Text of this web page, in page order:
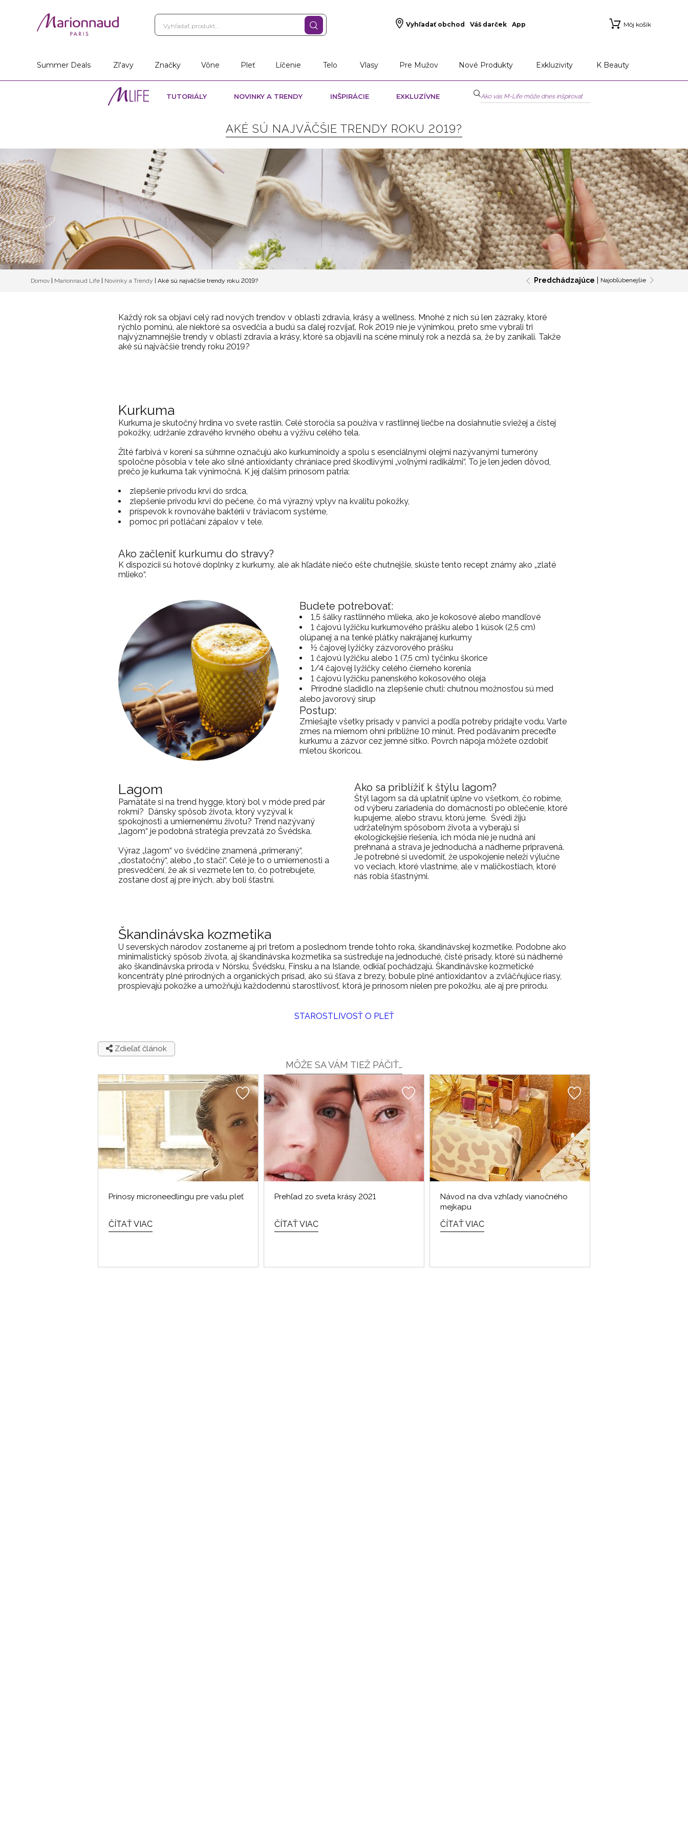
Vyhľadať obchod Váš darček App Môj košík
Summer Deals Zl'avy Značky Vône Pleť Líčenie Telo Vlasy Pre Mužov Nové Produkty Exkluzivity K Beauty
TUTORIÁLY NOVINKY A TRENDY INŠPIRÁCIE EXKLUZÍVNE
AKÉ SÚ NAJVÄČŠIE TRENDY ROKU 2019?
Domov | Marionnaud Life | Novinky a Trendy | Aké sú najväčšie trendy roku 2019? Predchádzajúce Najobľúbenejšie
Každý rok sa objaví celý rad nových trendov v oblasti zdravia, krásy a wellness. Mnohé z nich sú len zázraky, ktoré
rýchlo pominú, ale niektoré sa osvedčia a budú sa ďalej rozvíjať. Rok 2019 nie je výnimkou, preto sme vybrali tri
najvýznamnejšie trendy v oblasti zdravia a krásy, ktoré sa objavili na scéne minulý rok a nezdá sa, že by zanikali. Takže
aké sú najväčšie trendy roku 2019?
Kurkuma
Kurkuma je skutočný hrdina vo svete rastlín. Celé storočia sa používa v rastlinnej liečbe na dosiahnutie sviežej a čistej
pokožky, udržanie zdravého krvného obehu a výživu celého tela.
Žlté farbivá v koreni sa súhrnne označujú ako kurkuminoidy a spolu s esenciálnymi olejmi nazývanými tumeróny
spoločne pôsobia v tele ako silné antioxidanty chrániace pred škodlivými „voľnými radikálmi“. To je len jeden dôvod,
prečo je kurkuma tak výnimočná. K jej ďalším prínosom patria:
zlepšenie prívodu krvi do srdca,
zlepšenie prívodu krvi do pečene, čo má výrazný vplyv na kvalitu pokožky,
príspevok k rovnováhe baktérií v tráviacom systéme,
pomoc pri potláčaní zápalov v tele.
Ako začleniť kurkumu do stravy?
K dispozícii sú hotové doplnky z kurkumy, ale ak hľadáte niečo ešte chutnejšie, skúste tento recept známy ako „zlaté
mlieko“.
Budete potrebovať:
1,5 šálky rastlinného mlieka, ako je kokosové alebo mandľové
1 čajovú lyžičku kurkumového prášku alebo 1 kúsok (2,5 cm)
olúpanej a na tenké plátky nakrájanej kurkumy
½ čajovej lyžičky zázvorového prášku
1 čajovú lyžičku alebo 1 (7,5 cm) tyčinku škorice
1/4 čajovej lyžičky celého čierneho korenia
1 čajovú lyžičku panenského kokosového oleja
Prírodné sladidlo na zlepšenie chuti: chutnou možnosťou sú med
alebo javorový sirup
Postup:
Zmiešajte všetky prísady v panvici a podľa potreby pridajte vodu. Varte
zmes na miernom ohni približne 10 minút. Pred podávaním preceďte
kurkumu a zázvor cez jemné sitko. Povrch nápoja môžete ozdobiť
mletou škoricou.
Lagom
Pamätáte si na trend hygge, ktorý bol v móde pred pár
rokmi? Dánsky spôsob života, ktorý vyzýval k
spokojnosti a umiernenému životu? Trend nazývaný
„lagom“ je podobná stratégia prevzatá zo Švédska.
Výraz „lagom“ vo švédčine znamená „primeraný“,
„dostatočný“, alebo „to stačí“. Celé je to o umiernenosti a
presvedčení, že ak si vezmete len to, čo potrebujete,
zostane dosť aj pre iných, aby boli šťastní.
Ako sa priblížiť k štýlu lagom?
Štýl lagom sa dá uplatniť úplne vo všetkom, čo robíme,
od výberu zariadenia do domácnosti po oblečenie, ktoré
kupujeme, alebo stravu, ktorú jeme. Švédi žijú
udržateľným spôsobom života a vyberajú si
ekologickejšie riešenia, ich móda nie je nudná ani
prehnaná a strava je jednoduchá a nádherne pripravená.
Je potrebné si uvedomiť, že uspokojenie neleží výlučne
vo veciach, ktoré vlastníme, ale v maličkostiach, ktoré
nás robia šťastnými.
Škandinávska kozmetika
U severských národov zostaneme aj pri treťom a poslednom trende tohto roka, škandinávskej kozmetike. Podobne ako
minimalistický spôsob života, aj škandinávska kozmetika sa sústreďuje na jednoduché, čisté prísady, ktoré sú nádherné
ako škandinávska príroda v Nórsku, Švédsku, Fínsku a na Islande, odkiaľ pochádzajú. Škandinávske kozmetické
koncentráty plné prírodných a organických prísad, ako sú šťava z brezy, bobule plné antioxidantov a zvláčňujúce riasy,
prospievajú pokožke a umožňujú každodennú starostlivosť, ktorá je prínosom nielen pre pokožku, ale aj pre prírodu.
STAROSTLIVOSŤ O PLEŤ
Zdieľať článok
MÔŽE SA VÁM TIEŽ PÁČIŤ…
Prínosy microneedlingu pre vašu pleť
ČÍTAŤ VIAC
Prehľad zo sveta krásy 2021
ČÍTAŤ VIAC
Návod na dva vzhľady vianočného
mejkapu
ČÍTAŤ VIAC